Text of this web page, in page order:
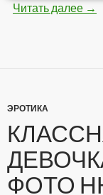
Читать далее →
ЭРОТИКА
ФОТО